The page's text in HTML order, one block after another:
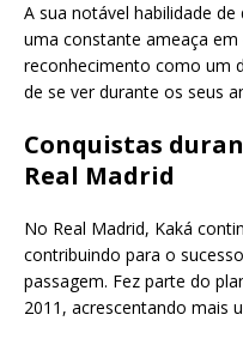
A sua notável habilidade
uma constante ameaça
reconhecimento como um
de se ver durante os seus
Conquistas
Real Madrid
No Real Madrid, Kaká
contribuindo para o
passagem. Fez parte do
2011, acrescentando mais